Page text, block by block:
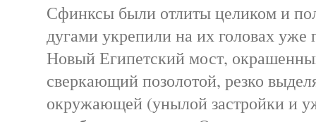
Сфинксы были отлиты целиком и
дугами укрепили на их головах уже
Новый Египетский мост,
сверкающий позолотой, резко
окружающей (унылой застройки и